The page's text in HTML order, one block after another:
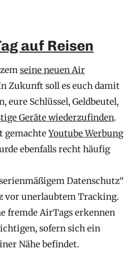
auf Reisen
seine neuen Air
Zukunft soll es euch damit
eure Schlüssel, Geldbeutel,
Geräte wiederzufinden.
gemachteYoutube Werbung
ebenfalls recht häufig
Datenschutz“
vor unerlaubtem Tracking.
fremde AirTags erkennen
sofern sich ein
Nähe befindet.